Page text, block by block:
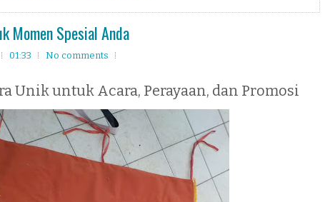
Momen Spesial Anda
01:33 No comments
Unik untuk Acara, Perayaan, dan Promosi